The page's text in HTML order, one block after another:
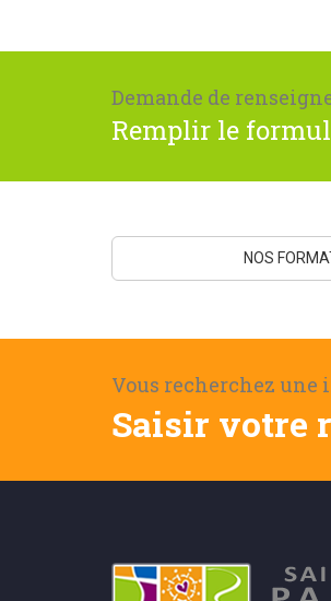
Demande de
Remplir le
NOS
Vous recherchez une
Saisir votre